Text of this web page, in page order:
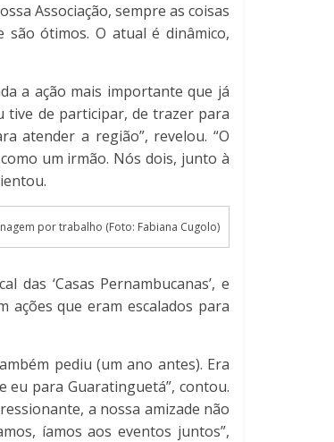
Associação, sempre as coisas
ótimos. O atual é dinâmico,
a ação mais importante que já
tive de participar, de trazer para
atender a região”, revelou. “O
um irmão. Nós dois, junto à
por trabalho (Foto: Fabiana Cugolo)
‘Casas Pernambucanas’, e
ações que eram escalados para
pediu (um ano antes). Era
para Guaratinguetá”, contou.
a nossa amizade não
íamos aos eventos juntos”,